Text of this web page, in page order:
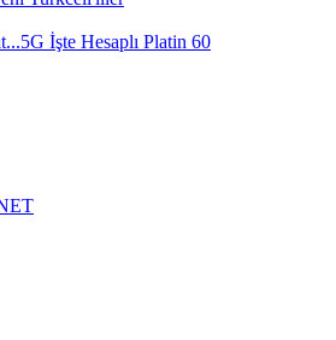
5G İşte Hesaplı Platin 60